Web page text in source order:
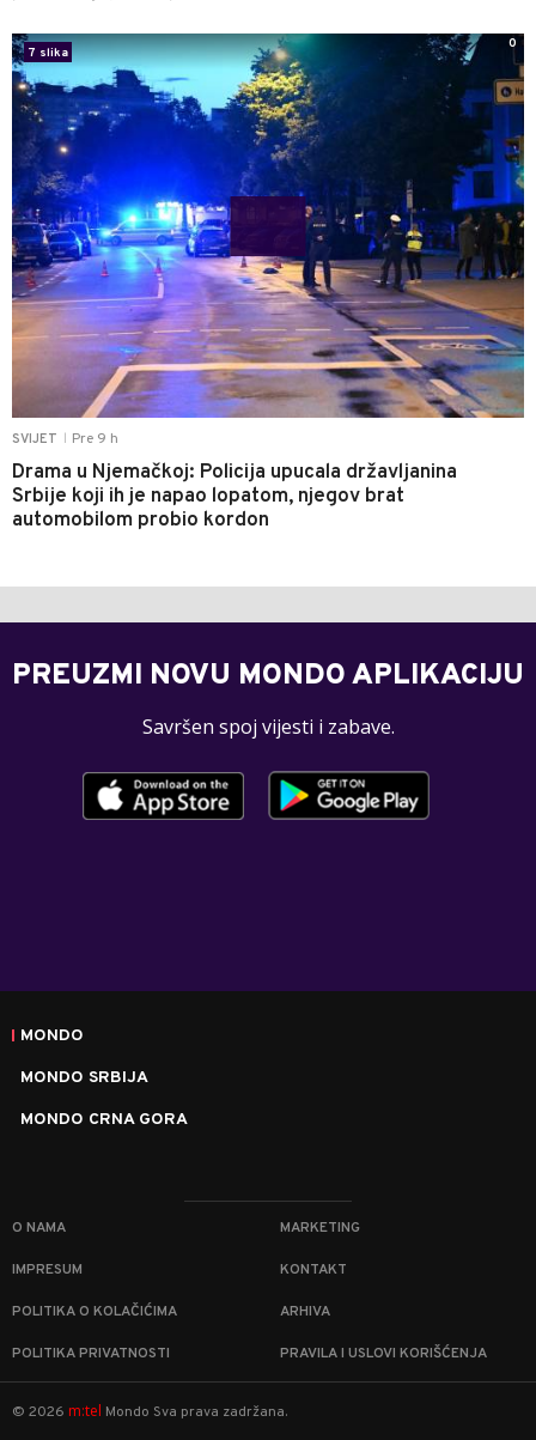
SVIJET Pre 9 h
Drama u Njemačkoj: Policija upucala državljanina
Srbije koji ih je napao lopatom, njegov brat
automobilom probio kordon
7 slika
0
PREUZMI NOVU MONDO APLIKACIJU
Savršen spoj vijesti i zabave.
MONDO
MONDO SRBIJA
MONDO CRNA GORA
O NAMA MARKETING
IMPRESUM KONTAKT
POLITIKA O KOLAČIĆIMA ARHIVA
POLITIKA PRIVATNOSTI PRAVILA I USLOVI KORIŠĆENJA
© 2026 m:tel Mondo Sva prava zadržana.